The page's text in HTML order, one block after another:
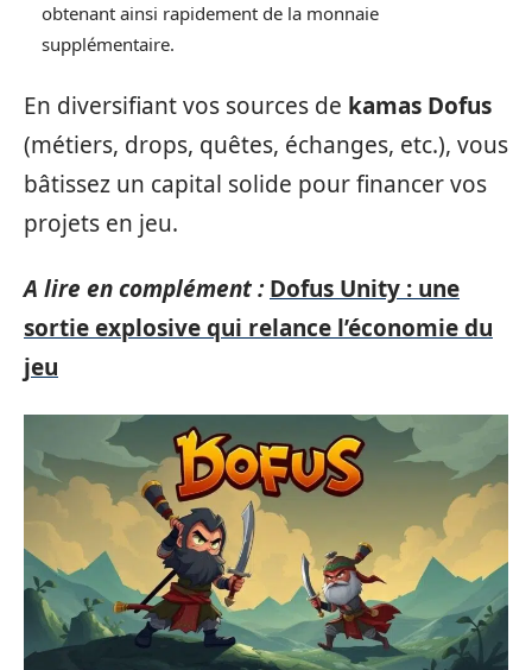
obtenant ainsi rapidement de la monnaie
supplémentaire.
En diversifiant vos sources de kamas Dofus
(métiers, drops, quêtes, échanges, etc.), vous
bâtissez un capital solide pour financer vos
projets en jeu.
A lire en complément : Dofus Unity : une
sortie explosive qui relance l’économie du
jeu